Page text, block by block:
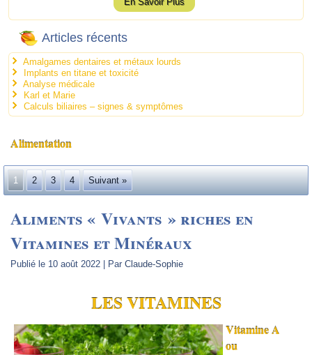
Articles récents
Amalgames dentaires et métaux lourds
Implants en titane et toxicité
Analyse médicale
Karl et Marie
Calculs biliaires – signes & symptômes
Alimentation
1 2 3 4 Suivant »
Aliments « Vivants » riches en
Vitamines et Minéraux
Publié le 10 août 2022 | Par Claude-Sophie
LES VITAMINES
Vitamine A
ou